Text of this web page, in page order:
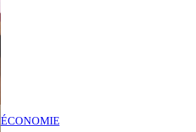
ÉCONOMIE